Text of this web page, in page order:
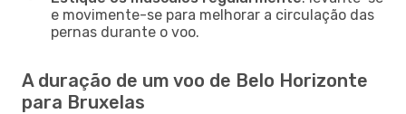
e movimente-se para melhorar a circulação das
pernas durante o voo.
A duração de um voo de Belo Horizonte
para Bruxelas